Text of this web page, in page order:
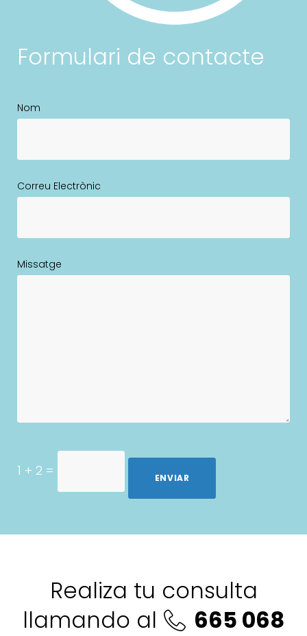
Formulari de contacte
Nom
Correu Electrònic
Missatge
1 + 2 = ENVIAR
Realiza tu consulta
llamando al
665 068